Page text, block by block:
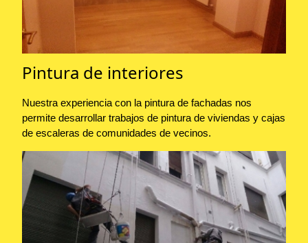
Pintura de interiores
Nuestra experiencia con la pintura de fachadas nos
permite desarrollar trabajos de pintura de viviendas y cajas
de escaleras de comunidades de vecinos.